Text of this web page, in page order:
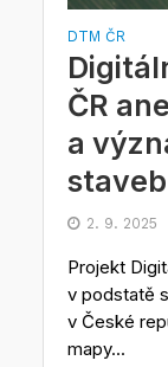
DTM ČR
ČR
a
2. 9. 2025
Projekt
v podstatě
v České
mapy...